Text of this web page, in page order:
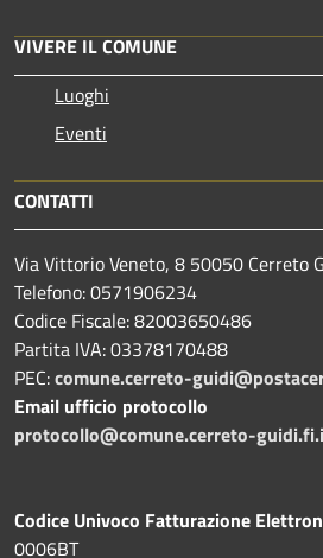
VIVERE IL COMUNE
Luoghi
Eventi
CONTATTI
Via Vittorio Veneto, 8 50050 Cerreto
Telefono: 0571906234
Codice Fiscale: 82003650486
Partita IVA: 03378170488
PEC:comune.cerreto-
Email ufficio protocollo
protocollo@comune.cerreto-
Codice Univoco Fatturazione
0006BT